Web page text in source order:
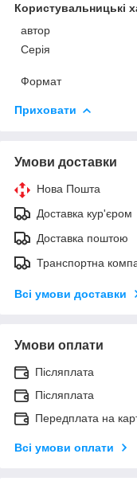
Користувальницькі
автор
Серія
Формат
Приховати
Умови доставки
Нова Пошта
Доставка кур'єром
Доставка поштою
Транспортна
Всі умови доставки
Умови оплати
Післяплата
Післяплата
Передплата на
Всі умови оплати